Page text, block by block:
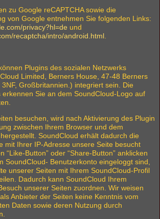
zu Google reCAPTCHA sowie die
von Google entnehmen Sie folgenden Links:
privacy?hl=de und
recaptcha/intro/android.html.
Plugins des sozialen Netzwerks
Limited, Berners House, 47-48 Berners
Großbritannien.) integriert sein. Die
erkennen Sie an dem SoundCloud-Logo auf
besuchen, wird nach Aktivierung des Plugin
zwischen Ihrem Browser und dem
SoundCloud erhält dadurch die
mit Ihrer IP-Adresse unsere Seite besucht
“Like-Button” oder “Share-Button” anklicken
SoundCloud- Benutzerkonto eingeloggt sind,
unserer Seiten mit Ihrem SoundCloud-Profil
Dadurch kann SoundCloud Ihrem
unserer Seiten zuordnen. Wir weisen
Anbieter der Seiten keine Kenntnis vom
Daten sowie deren Nutzung durch